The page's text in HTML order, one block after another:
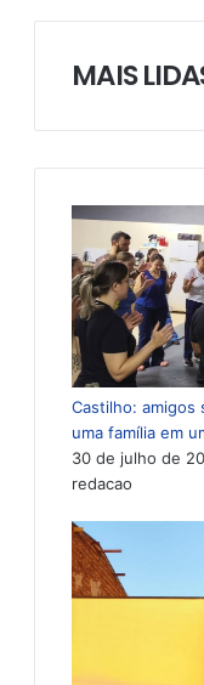
MAIS
Castilho: amigos
uma família em
30 de julho de
redacao